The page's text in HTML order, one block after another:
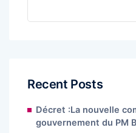
Recent Posts
Décret :La nouvelle
gouvernement du PM